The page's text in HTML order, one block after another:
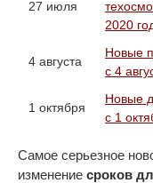
27 июля
2020
4 августа
Новые
с 4
1 октября
Новые
с 1
Самое серьезное
изменение сроков